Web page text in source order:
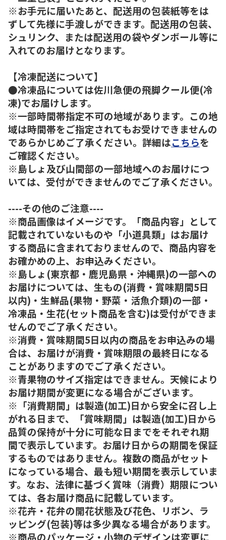
※お手元に届いたあと、配送用の包装紙等をは
ずして先様に手渡しができます。配送用の包装、
シュリンク、または配送用の袋やダンボール等に
入れてのお届けとなります。
【冷凍配送について】
●冷凍品については佐川急便の飛脚クール便(冷
凍)でお届けします。
※一部時間帯指定不可の地域があります。この地
域は時間帯をご指定されてもお受けできませんの
であらかじめご了承ください。詳細はこちらを
ご確認ください。
※島しょ及び山間部の一部地域へのお届けにつ
いては、受付ができませんのでご了承ください。
----その他のご注意----
※商品画像はイメージです。「商品内容」として
記載されていないものや「小道具類」はお届け
する商品に含まれておりませんので、商品内容を
お確かめの上、お申込みください。
※島しょ(東京都・鹿児島県・沖縄県)の一部への
お届けについては、生もの(消費・賞味期間5日
以内)・生鮮品(果物・野菜・活魚介類)の一部・
冷凍品・生花(セット商品を含む)は受付ができま
せんのでご了承ください。
※消費・賞味期間5日以内の商品をお申込みの場
合は、お届けが消費・賞味期限の最終日になる
ことがありますのでご了承ください。
※青果物のサイズ指定はできません。天候により
お届け期間が変更になる場合がございます。
※「消費期間」は製造(加工)日から安全に召し上
がれる日まで、「賞味期間」は製造(加工)日から
品質の保持が十分に可能な日までをそれぞれ期
間で表示しています。お届け日からの期間を保証
するものではありません。複数の商品がセット
になっている場合、最も短い期間を表示していま
す。なお、法律に基づく賞味（消費）期限につい
ては、各お届け商品に記載しています。
※花卉・花弁の開花状態及び花色、リボン、ラ
ッピング(包装)等は多少異なる場合があります。
※商品のパッケージ・小物のデザインは変更に